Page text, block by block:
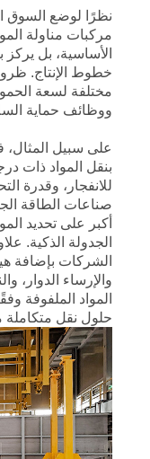
نظرًا لوضع السوق
مركبات مناولة
الأساسية، بل
خطوط الإنتاج.
مختلفة لسعة
ووظائف حماية
على سبيل المثال،
بنقل المواد ذات
للانفجار، وقدرة
صناعات الطاقة
أكبر على تحديد
الجدولة الذكية.
الشركات بإضافة
والإرساء الدوار،
المواد الملفوفة
حلول نقل متكاملة